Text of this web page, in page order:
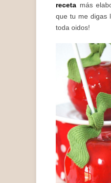
receta más
que tu me digas
toda oidos!